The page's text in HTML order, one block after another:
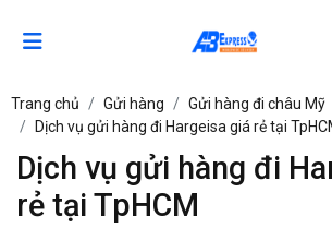
Trang chủ Gửi hàng
Gửi hàng đi châu Mỹ
Dịch vụ gửi hàng đi Hargeisa giá rẻ tại
Dịch vụ gửi hàng đi
rẻ tại TpHCM